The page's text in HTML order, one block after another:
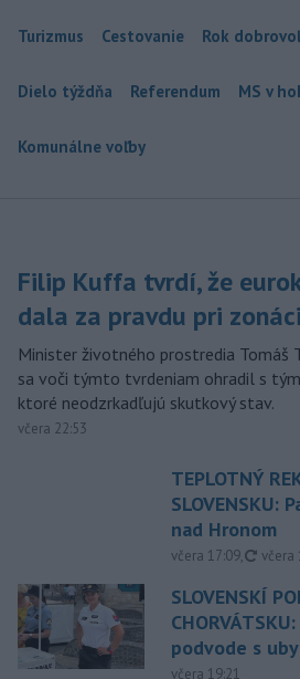
Turizmus Cestovanie Rok
Dielo týždňa Referendum MS v
Komunálne voľby
Filip Kuffa tvrdí, že
dala za pravdu pri
Minister životného prostredia Tomáš
sa voči týmto tvrdeniam ohradil s
ktoré neodzrkadľujú skutkový stav.
včera 22:53
TEPLOTNÝ
SLOVENSKU:
nad Hronom
včera 17:09, včera
SLOVENSKÍ
podvode s
včera 19:21